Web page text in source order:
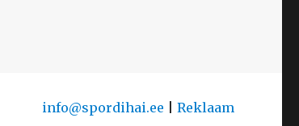
info@spordihai.ee Reklaam